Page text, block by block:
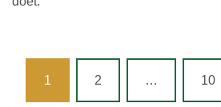
Posts
1 2 … 10